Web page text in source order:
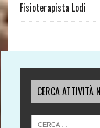
Fisioterapista Lodi
CERCA ATTIVITÀ